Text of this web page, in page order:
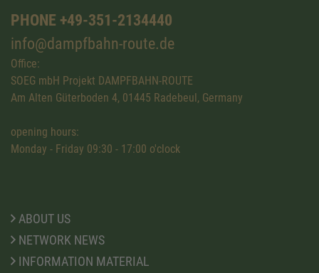
PHONE +49-351-2134440
info@dampfbahn-route.de
Office:
SOEG mbH Projekt DAMPFBAHN-ROUTE
Am Alten Güterboden 4, 01445 Radebeul, Germany
opening hours:
Monday - Friday 09:30 - 17:00 o'clock
ABOUT US
NETWORK NEWS
INFORMATION MATERIAL